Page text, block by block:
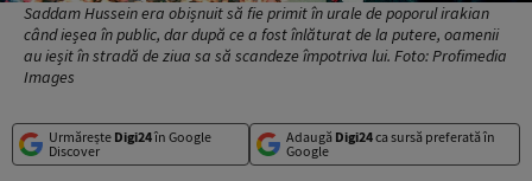
Saddam Hussein era obișnuit să fie primit în urale de poporul irakian
când ieșea în public, dar după ce a fost înlăturat de la putere, oamenii
au ieșit în stradă de ziua sa să scandeze împotriva lui. Foto: Profimedia
Images
Urmărește Digi24în Google
Discover
Adaugă Digi24ca sursă preferată în
Google